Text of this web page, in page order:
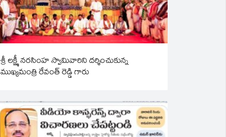
శ్రీ లక్ష్మీ నరసింహ స్వామివారిని దర్శించుకున్న
ముఖ్యమంత్రి రేవంత్ రెడ్డి గారు